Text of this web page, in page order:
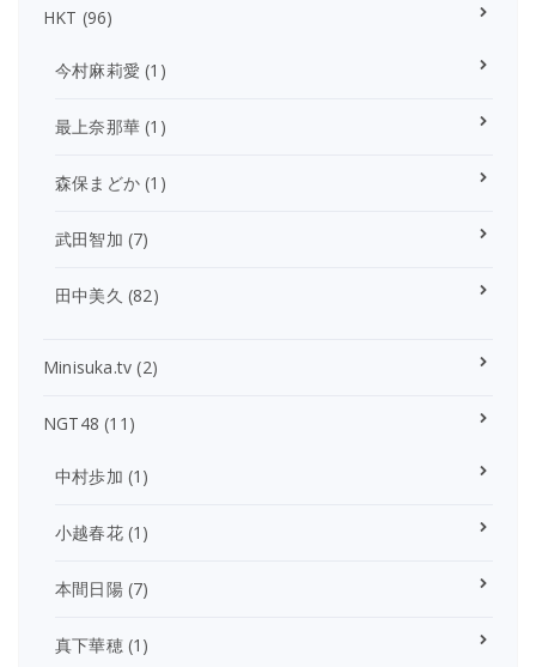
HKT (96)
今村麻莉愛 (1)
最上奈那華 (1)
森保まどか (1)
武田智加 (7)
田中美久 (82)
Minisuka.tv (2)
NGT48 (11)
中村歩加 (1)
小越春花(1)
本間日陽(7)
真下華穂(1)